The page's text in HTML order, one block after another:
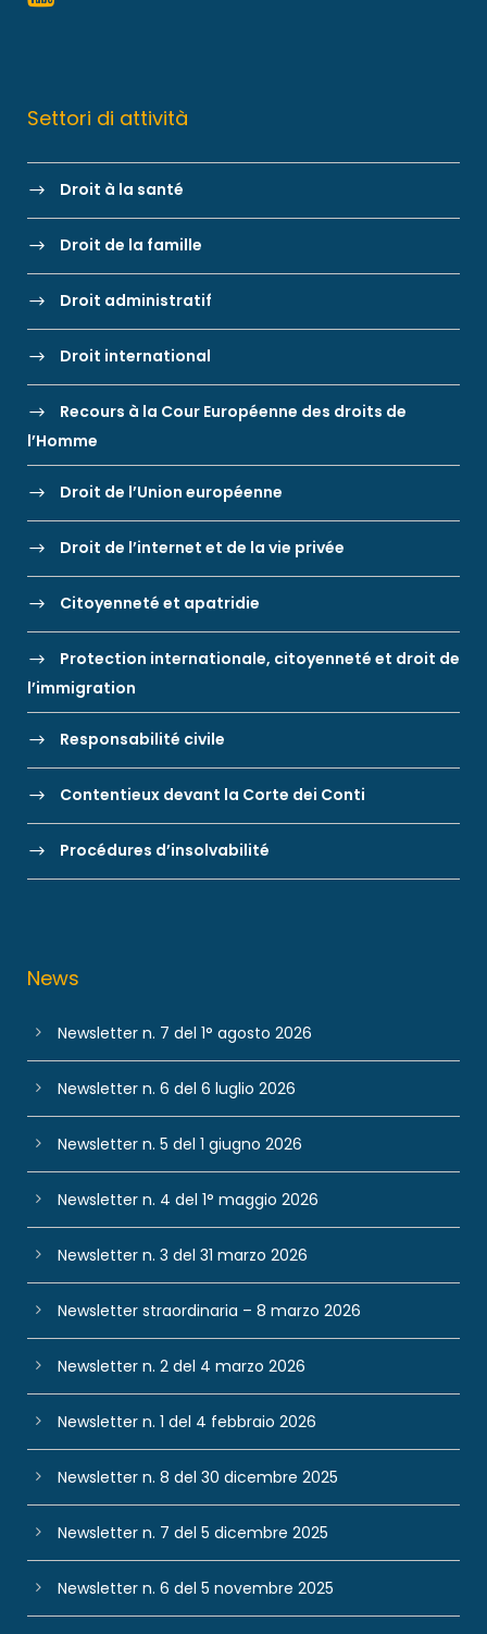
Settori di attività
Droit à la santé
Droit de la famille
Droit administratif
Droit international
Recours à la Cour Européenne des droits de
l’Homme
Droit de l’Union européenne
Droit de l’internet et de la vie privée
Citoyenneté et apatridie
Protection internationale, citoyenneté et droit de
l’immigration
Responsabilité civile
Contentieux devant la Corte dei Conti
Procédures d’insolvabilité
News
Newsletter n. 7 del 1° agosto 2026
Newsletter n. 6 del 6 luglio 2026
Newsletter n. 5 del 1 giugno 2026
Newsletter n. 4 del 1° maggio 2026
Newsletter n. 3 del 31 marzo 2026
Newsletter straordinaria – 8 marzo 2026
Newsletter n. 2 del 4 marzo 2026
Newsletter n. 1 del 4 febbraio 2026
Newsletter n. 8 del 30 dicembre 2025
Newsletter n. 7 del 5 dicembre 2025
Newsletter n. 6 del 5 novembre 2025